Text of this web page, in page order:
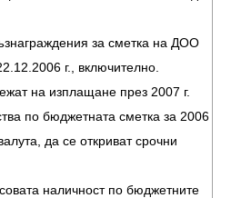
за сметка на ДОО
г., включително.
на изплащане през 2007 г.
по бюджетната сметка за 2006
да се откриват срочни
наличност по бюджетните